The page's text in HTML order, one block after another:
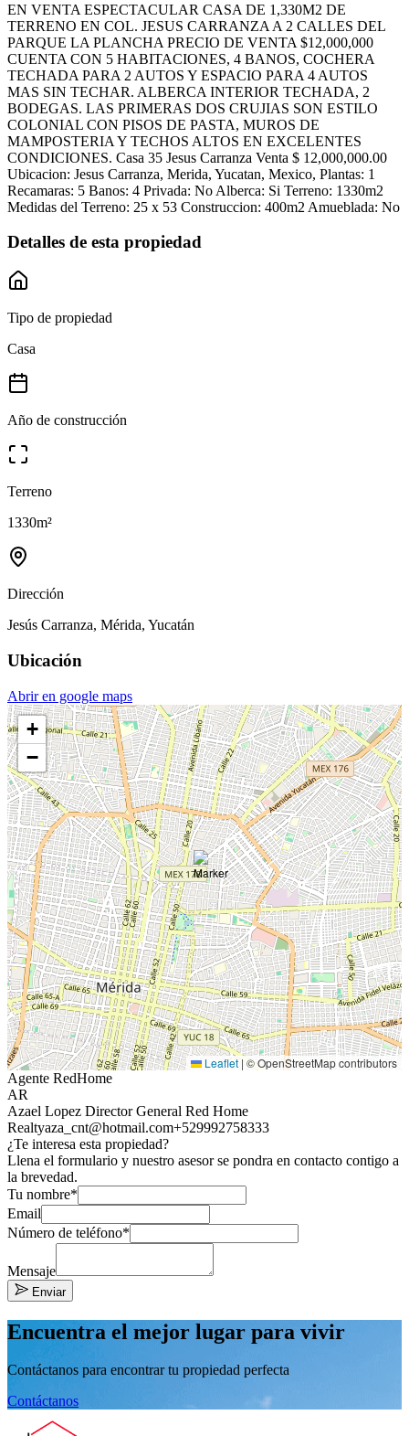
EN VENTA ESPECTACULAR CASA DE 1,330M2 DE
TERRENO EN COL. JESUS CARRANZA A 2 CALLES DEL
PARQUE LA PLANCHA PRECIO DE VENTA $12,000,000
CUENTA CON 5 HABITACIONES, 4 BANOS, COCHERA
TECHADA PARA 2 AUTOS Y ESPACIO PARA 4 AUTOS
MAS SIN TECHAR. ALBERCA INTERIOR TECHADA, 2
BODEGAS. LAS PRIMERAS DOS CRUJIAS SON ESTILO
COLONIAL CON PISOS DE PASTA, MUROS DE
MAMPOSTERIA Y TECHOS ALTOS EN EXCELENTES
CONDICIONES. Casa 35 Jesus Carranza Venta $ 12,000,000.00
Ubicacion: Jesus Carranza, Merida, Yucatan, Mexico, Plantas: 1
Recamaras: 5 Banos: 4 Privada: No Alberca: Si Terreno: 1330m2
Medidas del Terreno: 25 x 53 Construccion: 400m2 Amueblada: No
Detalles de esta propiedad
Tipo de propiedad
Casa
Año de construcción
Terreno
1330m²
Dirección
Jesús Carranza, Mérida, Yucatán
Ubicación
Abrir en google maps
+
−
Leaflet |© OpenStreetMap contributors
Agente RedHome
AR
Azael Lopez Director General Red Home
Realtyaza_cnt@hotmail.com+529992758333
¿Te interesa esta propiedad?
Llena el formulario y nuestro asesor se pondra en contacto contigo a
la brevedad.
Tu nombre*
Email
Número de teléfono*
Mensaje
Enviar
Encuentra el mejor lugar para vivir
Contáctanos para encontrar tu propiedad perfecta
Contáctanos